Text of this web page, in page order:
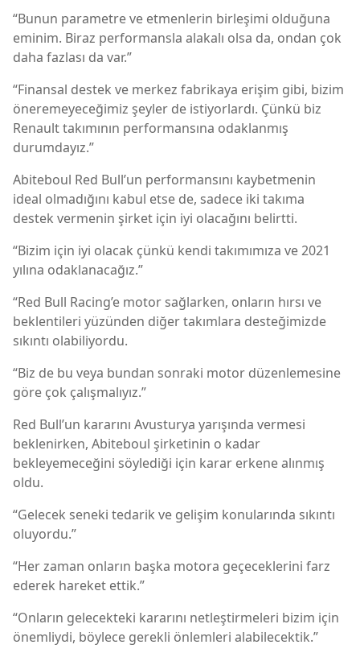
“Bunun parametre ve etmenlerin birleşimi olduğuna
eminim. Biraz performansla alakalı olsa da, ondan çok
daha fazlası da var.”
“Finansal destek ve merkez fabrikaya erişim gibi, bizim
öneremeyeceğimiz şeyler de istiyorlardı. Çünkü biz
Renault takımının performansına odaklanmış
durumdayız.”
Abiteboul Red Bull’un performansını kaybetmenin
ideal olmadığını kabul etse de, sadece iki takıma
destek vermenin şirket için iyi olacağını belirtti.
“Bizim için iyi olacak çünkü kendi takımımıza ve 2021
yılına odaklanacağız.”
“Red Bull Racing’e motor sağlarken, onların hırsı ve
beklentileri yüzünden diğer takımlara desteğimizde
sıkıntı olabiliyordu.
“Biz de bu veya bundan sonraki motor düzenlemesine
göre çok çalışmalıyız.”
Red Bull’un kararını Avusturya yarışında vermesi
beklenirken, Abiteboul şirketinin o kadar
bekleyemeceğini söylediği için karar erkene alınmış
oldu.
“Gelecek seneki tedarik ve gelişim konularında sıkıntı
oluyordu.”
“Her zaman onların başka motora geçeceklerini farz
ederek hareket ettik.”
“Onların gelecekteki kararını netleştirmeleri bizim için
önemliydi, böylece gerekli önlemleri alabilecektik.”